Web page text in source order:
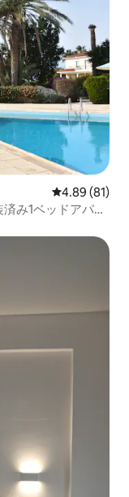
レビュー81
4.89 (81)
み1ベッドアパー